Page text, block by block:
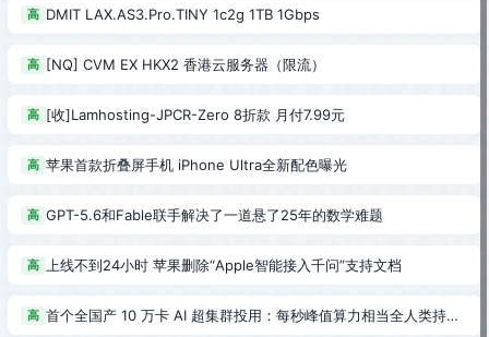
高 DMIT LAX.AS3.Pro.TINY 1c2g 1TB 1Gbps
高 [NQ] CVM EX HKX2 香港云服务器（限流）
高 [收]Lamhosting-JPCR-Zero 8折款 月付7.99元
高 苹果首款折叠屏手机 iPhone Ultra全新配色曝光
高 GPT-5.6和Fable联手解决了一道悬了25年的数学难题
高 上线不到24小时 苹果删除“Apple智能接入千问”支持文档
高 首个全国产 10 万卡 AI 超集群投用：每秒峰值算力相当全人类持续计算 200 年